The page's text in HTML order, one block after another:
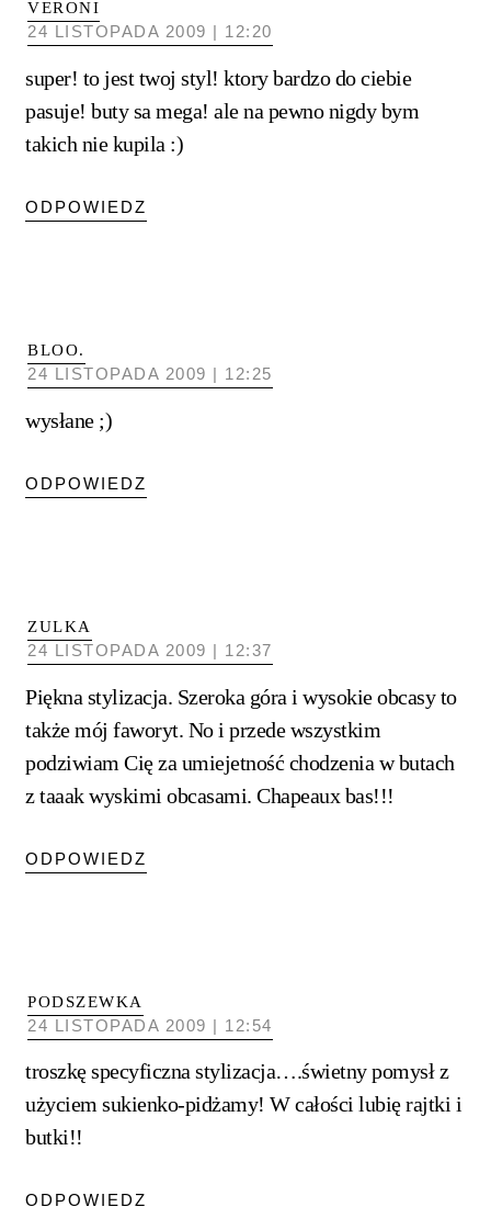
VERONI
24 LISTOPADA 2009 | 12:20
super! to jest twoj styl! ktory bardzo do ciebie
pasuje! buty sa mega! ale na pewno nigdy bym
takich nie kupila :)
ODPOWIEDZ
BLOO.
24 LISTOPADA 2009 | 12:25
wysłane ;)
ODPOWIEDZ
ZULKA
24 LISTOPADA 2009 | 12:37
Piękna stylizacja. Szeroka góra i wysokie obcasy to
także mój faworyt. No i przede wszystkim
podziwiam Cię za umiejetność chodzenia w butach
z taaak wyskimi obcasami. Chapeaux bas!!!
ODPOWIEDZ
PODSZEWKA
24 LISTOPADA 2009 | 12:54
troszkę specyficzna stylizacja….świetny pomysł z
użyciem sukienko-pidżamy! W całości lubię rajtki i
butki!!
ODPOWIEDZ